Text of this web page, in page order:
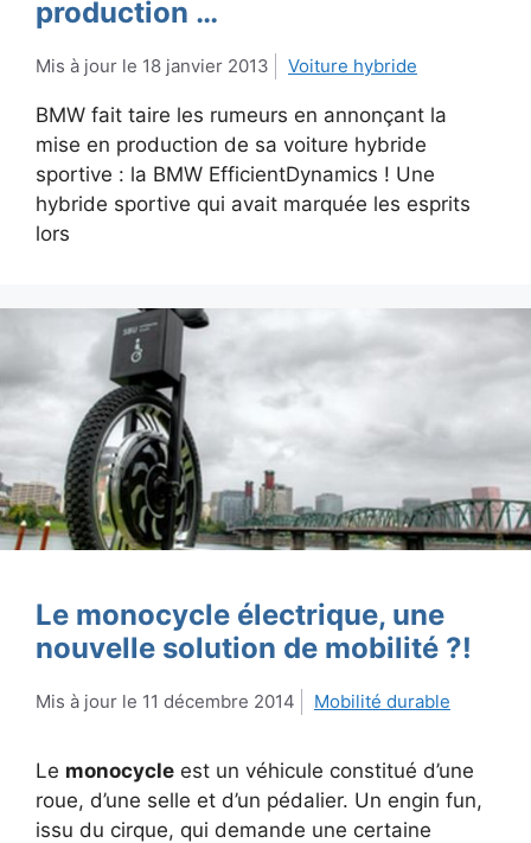
production …
18 janvier 2013 Voiture hybride
BMW fait taire les rumeurs en annonçant la
mise en production de sa voiture hybride
sportive : la BMW EfficientDynamics ! Une
hybride sportive qui avait marquée les esprits
lors
Le monocycle électrique, une
nouvelle solution de mobilité ?!
11 décembre 2014 Mobilité durable
Le monocycle est un véhicule constitué d’une
roue, d’une selle et d’un pédalier. Un engin fun,
issu du cirque, qui demande une certaine